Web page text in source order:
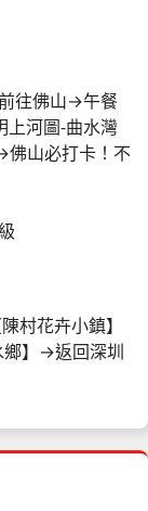
往佛山→午餐
河圖-曲水灣
佛山必打卡！不
村花卉小鎮】
】→返回深圳